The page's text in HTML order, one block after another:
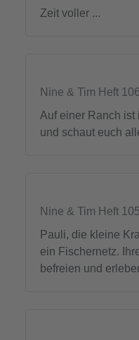
Zeit voller ...
Nine & Tim Heft 106
Auf einer Ranch ist
und schaut euch
Nine & Tim Heft 105
Pauli, die kleine
ein Fischernetz.
befreien und